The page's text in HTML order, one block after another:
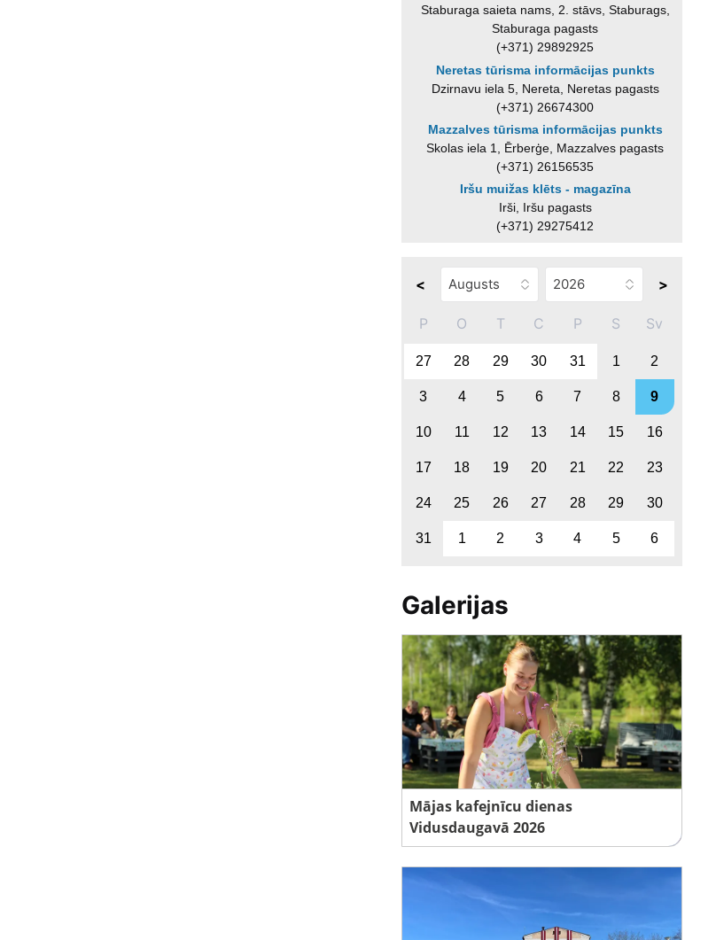
Staburaga saieta nams, 2. stāvs, Staburags,
Staburaga pagasts
(+371) 29892925
Neretas tūrisma informācijas punkts
Dzirnavu iela 5, Nereta, Neretas pagasts
(+371) 26674300
Mazzalves tūrisma informācijas punkts
Skolas iela 1, Ērberģe, Mazzalves pagasts
(+371) 26156535
Iršu muižas klēts - magazīna
Irši, Iršu pagasts
(+371) 29275412
< >
P O T C P S Sv
27 28 29 30 31 1 2
3 4 5 6 7 8 9
10 11 12 13 14 15 16
17 18 19 20 21 22 23
24 25 26 27 28 29 30
31 1 2 3 4 5 6
Galerijas
Mājas kafejnīcu dienas
Vidusdaugavā 2026